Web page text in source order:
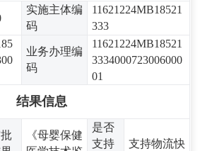
实施主体编
码
11621224MB18521
333
业务办理编
码
11621224MB18521
3334000723006000
01
结果信息
《母婴保健
是否
支持
支持物流快